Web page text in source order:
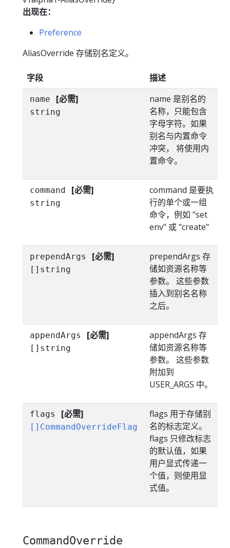
出现在：
Preference
AliasOverride 存储别名定义。
字段 描述
name [必需]
string
name 是别名的
名称，只能包含
字母字符。如果
别名与内置命令
冲突， 将使用内
置命令。
command [必需]
string
command 是要执
行的单个或一组
命令，例如 "set
env" 或 "create"
prependArgs [必需]
[]string
prependArgs 存
储如资源名称等
参数。 这些参数
插入到别名名称
之后。
appendArgs [必需]
[]string
appendArgs 存
储如资源名称等
参数。 这些参数
附加到
USER_ARGS 中。
flags [必需]
[]CommandOverrideFlag
flags 用于存储别
名的标志定义。
flags 只修改标志
的默认值，如果
用户显式传递一
个值，则使用显
式值。
CommandOverride